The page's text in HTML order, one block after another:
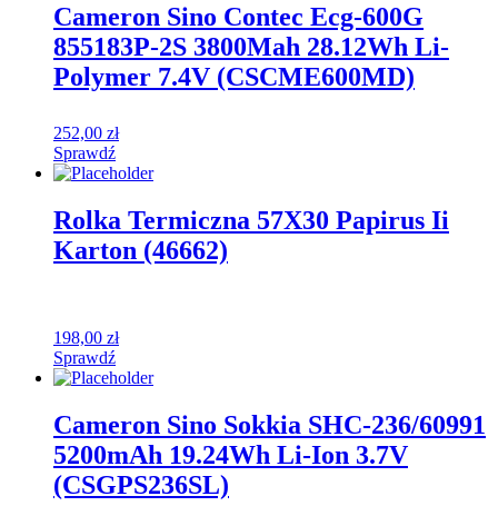
Cameron Sino Contec Ecg-600G
855183P-2S 3800Mah 28.12Wh Li-
Polymer 7.4V (CSCME600MD)
252,00 zł
Sprawdź
Rolka Termiczna 57X30 Papirus Ii
Karton (46662)
198,00 zł
Sprawdź
Cameron Sino Sokkia SHC-236/60991
5200mAh 19.24Wh Li-Ion 3.7V
(CSGPS236SL)